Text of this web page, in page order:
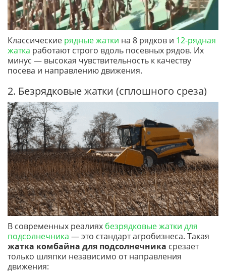
Классические рядные жатки на 8 рядков и 12-рядная
жатка работают строго вдоль посевных рядов. Их
минус — высокая чувствительность к качеству
посева и направлению движения.
2. Безрядковые жатки (сплошного среза)
В современных реалиях безрядковые жатки для
подсолнечника — это стандарт агробизнеса. Такая
жатка комбайна для подсолнечника срезает
только шляпки независимо от направления
движения: